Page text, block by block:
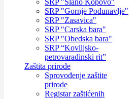
SRP "Slano Kopovo"
SRP "Gornje Podunavlje"
SRP "Zasavica"
SRP "Carska bara"
SRP "Obedska bara"
SRP “Koviljsko-
petrovaradinski rit”
Zaštita prirode
Sprovođenje zaštite
prirode
Registar zaštićenih